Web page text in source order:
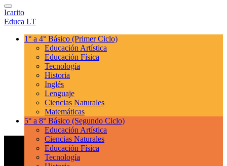
Icarito
Educa LT
1° a 4° Básico (Primer Ciclo)
Educación Artística
Educación Física
Tecnología
Historia
Inglés
Lenguaje
Ciencias Naturales
Matemáticas
5° a 8° Básico (Segundo Ciclo)
Educación Artística
Ciencias Naturales
Educación Física
Tecnología